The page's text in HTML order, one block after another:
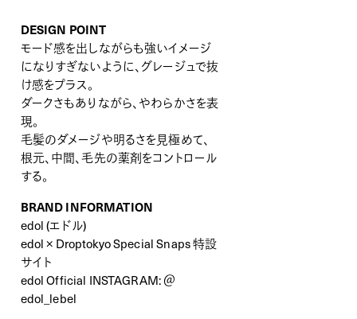
DESIGN POINT
モード感を出しながらも強いイメージ
になりすぎないように、グレージュで抜
け感をプラス。
ダークさもありながら、やわらかさを表
現。
毛髪のダメージや明るさを見極めて、
根元、中間、毛先の薬剤をコントロール
する。
BRAND INFORMATION
edol (エドル)
edol × Droptokyo Special Snaps 特設
サイト
edol Official INSTAGRAM:＠
edol_lebel